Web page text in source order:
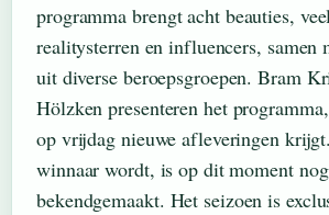
programma brengt acht beauties,
realitysterren en influencers, samen
uit diverse beroepsgroepen. Bram
Hölzken presenteren het
op vrijdag nieuwe afleveringen
winnaar wordt, is op dit moment
bekendgemaakt. Het seizoen is